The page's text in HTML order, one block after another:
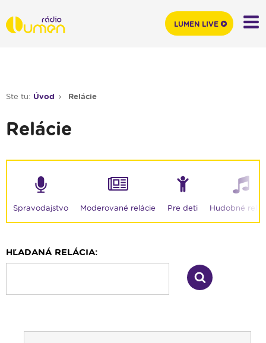
Ste tu: Úvod Relácie
Relácie
Spravodajstvo Moderované relácie Pre deti Hudobné
HĽADANÁ RELÁCIA:
LUMEN LIVE